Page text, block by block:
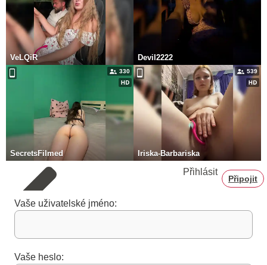
VeLQiR Devil2222
330
SecretsFilmed
539
Iriska-Barbariska
Přihlásit
Připojit
Vaše uživatelské jméno:
Vaše heslo: